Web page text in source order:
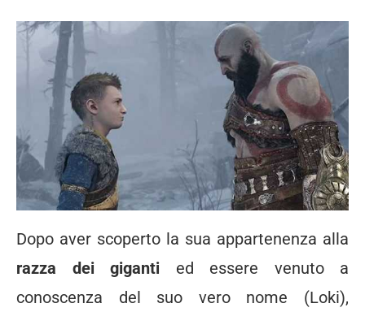
Dopo aver scoperto la sua appartenenza alla
razza dei giganti ed essere venuto a
conoscenza del suo vero nome (Loki),